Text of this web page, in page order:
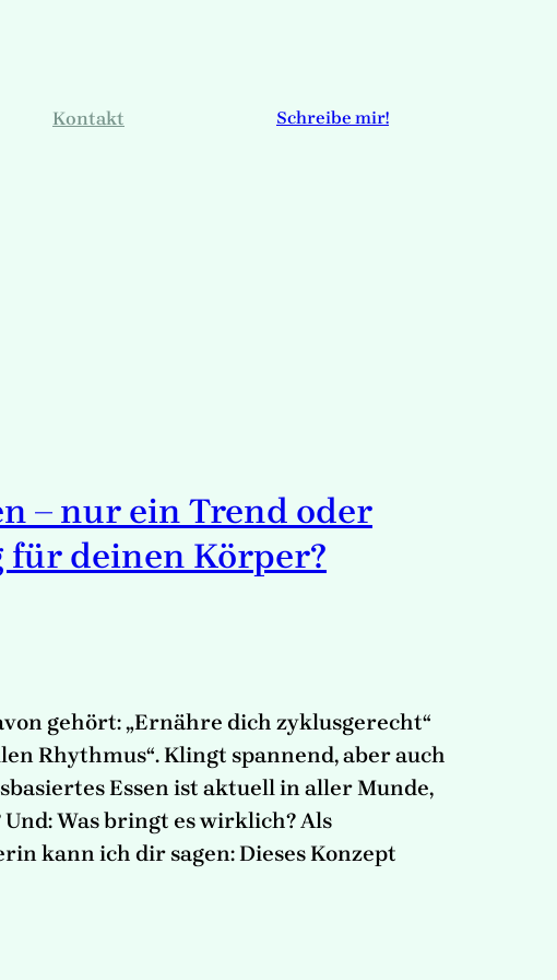
Kontakt Schreibe mir!
– nur ein Trend oder
deinen Körper?
gehört: „Ernähre dich zyklusgerecht“
Rhythmus“. Klingt spannend, aber auch
Essen ist aktuell in aller Munde,
Was bringt es wirklich? Als
kann ich dir sagen: Dieses Konzept